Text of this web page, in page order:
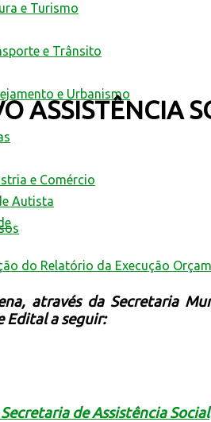
Autista
e Turismo
e Trânsito
e Urbanismo
e Comércio
do Relatório da Execução
ASSISTÊNCIA
através da Secretaria
Edital a seguir:
de Assistência Social